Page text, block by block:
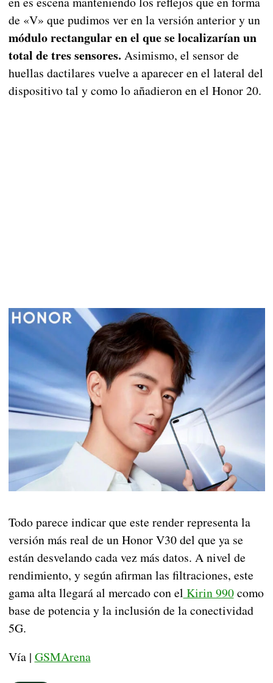
de «V» que pudimos ver en la versión anterior y un
módulo rectangular en el que se localizarían un
total de tres sensores. Asimismo, el sensor de
huellas dactilares vuelve a aparecer en el lateral del
dispositivo tal y como lo añadieron en el Honor 20.
Todo parece indicar que este render representa la
versión más real de un Honor V30 del que ya se
están desvelando cada vez más datos. A nivel de
rendimiento, y según afirman las filtraciones, este
gama alta llegará al mercado con el Kirin 990como
base de potencia y la inclusión de la conectividad
5G.
Vía | GSMArena